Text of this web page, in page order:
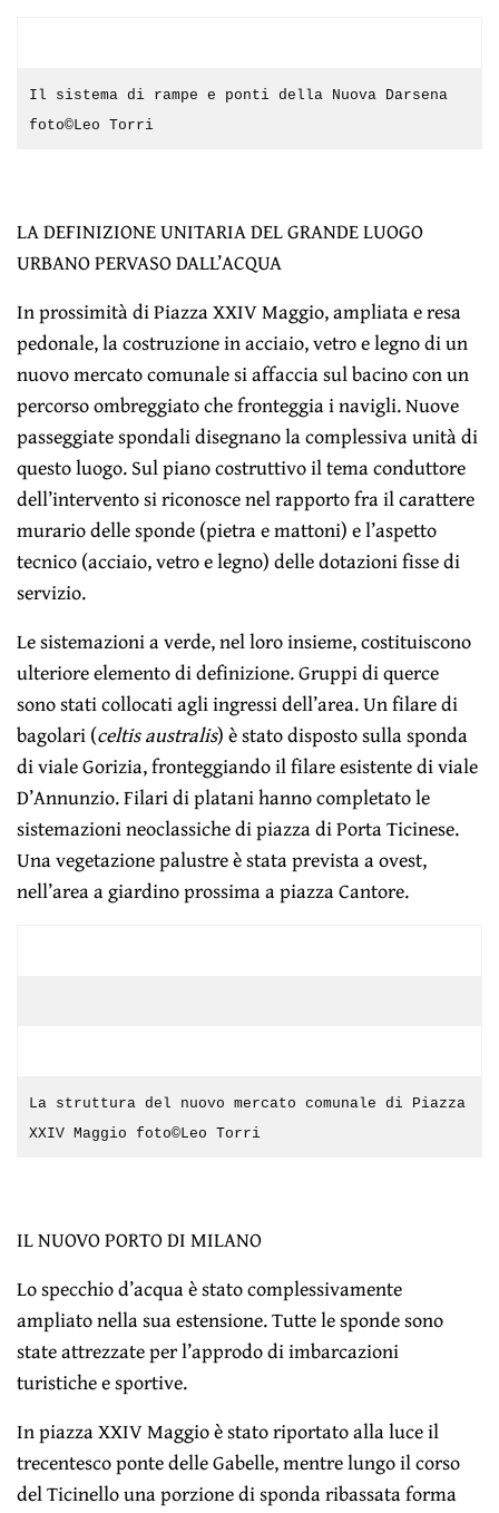
Il sistema di rampe e ponti della Nuova Darsena
foto©Leo Torri
LA DEFINIZIONE UNITARIA DEL GRANDE LUOGO
URBANO PERVASO DALL’ACQUA
In prossimità di Piazza XXIV Maggio, ampliata e resa
pedonale, la costruzione in acciaio, vetro e legno di un
nuovo mercato comunale si affaccia sul bacino con un
percorso ombreggiato che fronteggia i navigli. Nuove
passeggiate spondali disegnano la complessiva unità di
questo luogo. Sul piano costruttivo il tema conduttore
dell’intervento si riconosce nel rapporto fra il carattere
murario delle sponde (pietra e mattoni) e l’aspetto
tecnico (acciaio, vetro e legno) delle dotazioni fisse di
servizio.
Le sistemazioni a verde, nel loro insieme, costituiscono
ulteriore elemento di definizione. Gruppi di querce
sono stati collocati agli ingressi dell’area. Un filare di
bagolari (celtis australis) è stato disposto sulla sponda
di viale Gorizia, fronteggiando il filare esistente di viale
D’Annunzio. Filari di platani hanno completato le
sistemazioni neoclassiche di piazza di Porta Ticinese.
Una vegetazione palustre è stata prevista a ovest,
nell’area a giardino prossima a piazza Cantore.
La struttura del nuovo mercato comunale di Piazza
XXIV Maggio foto©Leo Torri
IL NUOVO PORTO DI MILANO
Lo specchio d’acqua è stato complessivamente
ampliato nella sua estensione. Tutte le sponde sono
state attrezzate per l’approdo di imbarcazioni
turistiche e sportive.
In piazza XXIV Maggio è stato riportato alla luce il
trecentesco ponte delle Gabelle, mentre lungo il corso
del Ticinello una porzione di sponda ribassata forma